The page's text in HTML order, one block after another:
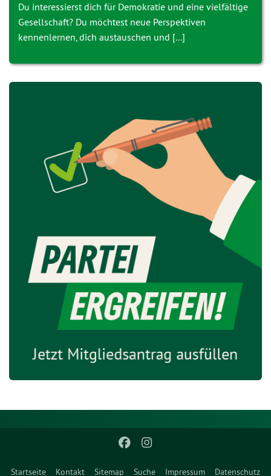
Startseite Kontakt Sitemap Suche Impressum Datenschutz
Du interessierst dich für Demokratie und eine vielfältige
Gesellschaft? Du möchtest neue Perspektiven
kennenlernen, dich austauschen und [...]